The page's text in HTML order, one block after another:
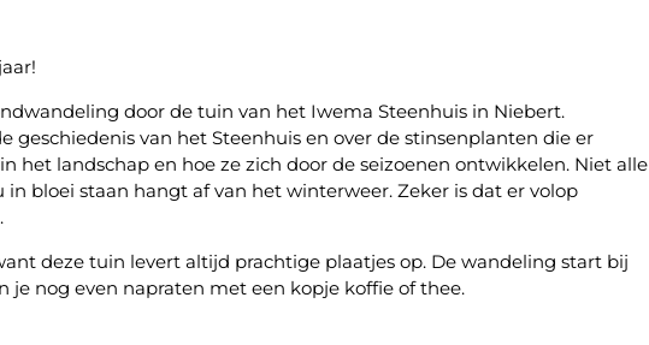
door de tuin van het Iwema Steenhuis in Niebert.
geschiedenis van het Steenhuis en over de stinsenplanten die er
het landschap en hoe ze zich door de seizoenen ontwikkelen. Niet alle
bloei staan hangt af van het winterweer. Zeker is dat er volop
deze tuin levert altijd prachtige plaatjes op. De wandeling start bij
je nog even napraten met een kopje koffie of thee.